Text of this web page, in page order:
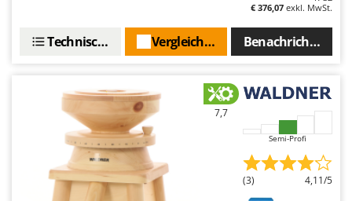
Wiper EcoRobot
Worx
Yard Force
Zanon
€ 376,07 exkl. MwSt.
Benachrichtigen
Vergleichen Sie
Technische Daten
7,7
Semi-Profi
(3) 4,11/5